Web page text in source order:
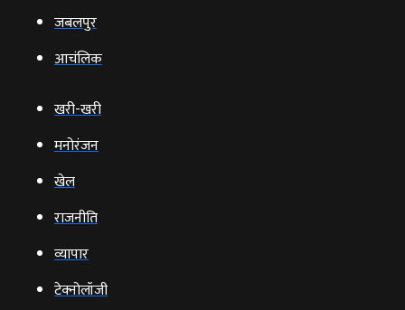
जबलपुर
आचंलिक
खरी-खरी
मनोरंजन
खेल
राजनीति
व्‍यापार
टेक्‍नोलॉजी